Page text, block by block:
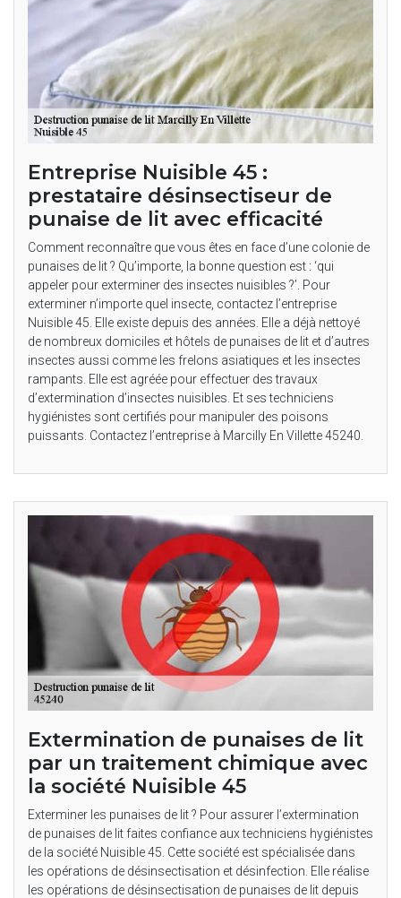
Entreprise Nuisible 45 :
prestataire désinsectiseur de
punaise de lit avec efficacité
Comment reconnaître que vous êtes en face d’une colonie de
punaises de lit ? Qu’importe, la bonne question est : ‘qui
appeler pour exterminer des insectes nuisibles ?’. Pour
exterminer n’importe quel insecte, contactez l’entreprise
Nuisible 45. Elle existe depuis des années. Elle a déjà nettoyé
de nombreux domiciles et hôtels de punaises de lit et d’autres
insectes aussi comme les frelons asiatiques et les insectes
rampants. Elle est agréée pour effectuer des travaux
d’extermination d’insectes nuisibles. Et ses techniciens
hygiénistes sont certifiés pour manipuler des poisons
puissants. Contactez l’entreprise à Marcilly En Villette 45240.
Extermination de punaises de lit
par un traitement chimique avec
la société Nuisible 45
Exterminer les punaises de lit ? Pour assurer l’extermination
de punaises de lit faites confiance aux techniciens hygiénistes
de la société Nuisible 45. Cette société est spécialisée dans
les opérations de désinsectisation et désinfection. Elle réalise
les opérations de désinsectisation de punaises de lit depuis